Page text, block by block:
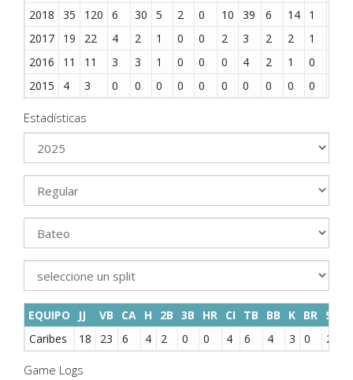
2018
35 120 6 30 5 2 0 10 39 6 14 1
2017
19 22 4 2 1 0 0 2 3 2 2 1
2016
11 11 3 3 1 0 0 0 4 2 1 0
2015
4 3 0 0 0 0 0 0 0 0 0 0
Estadísticas
EQUIPO JJ VB CA H 2B 3B HR CI TB BB K BR SAC
Caribes
18 23 6 4 2 0 0 4 6 4 3 0 2
Game Logs